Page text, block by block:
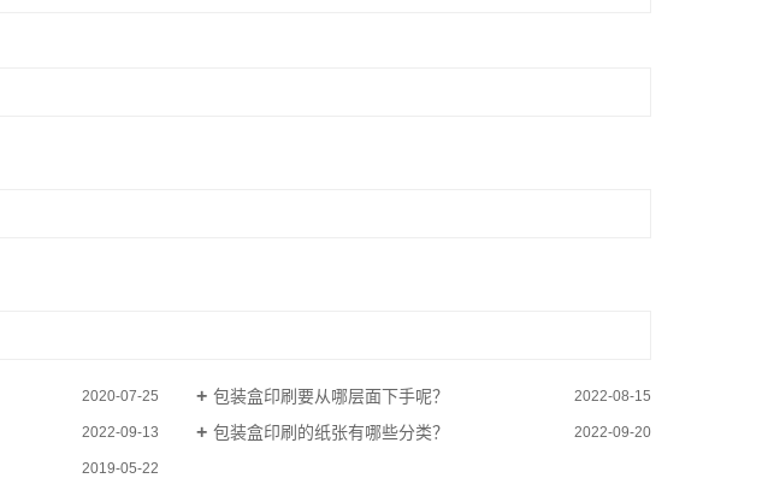
2020-07-25 包装盒印刷要从哪层面下手呢？ 2022-08-15
2022-09-13 包装盒印刷的纸张有哪些分类？ 2022-09-20
2019-05-22